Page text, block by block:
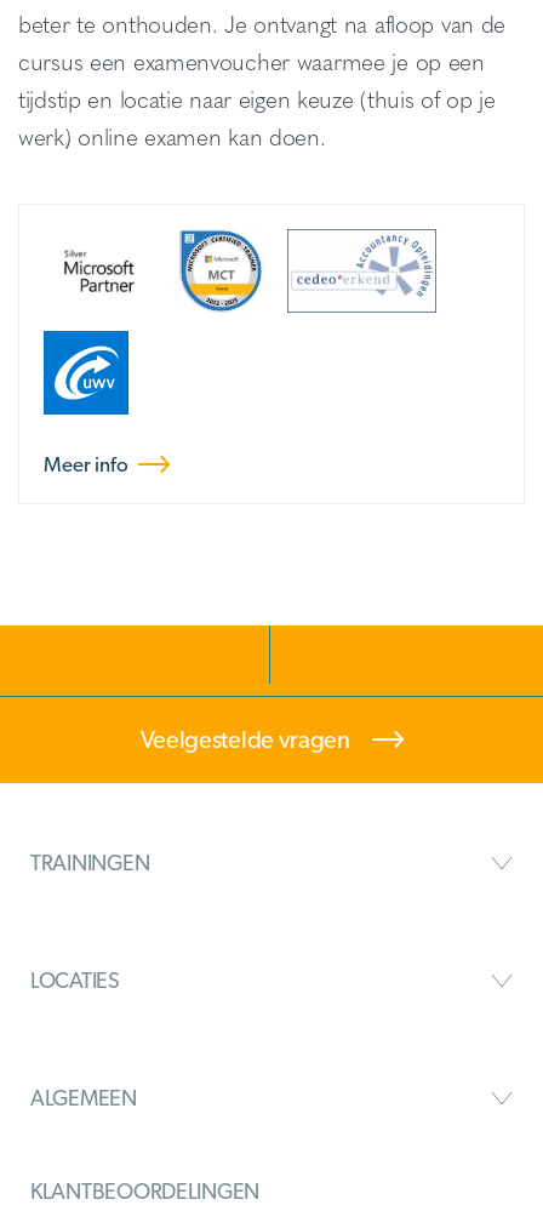
beter te onthouden. Je ontvangt na afloop van de
cursus een examenvoucher waarmee je op een
tijdstip en locatie naar eigen keuze (thuis of op je
werk) online examen kan doen.
Meer info
Veelgestelde vragen
TRAININGEN
LOCATIES
ALGEMEEN
KLANTBEOORDELINGEN